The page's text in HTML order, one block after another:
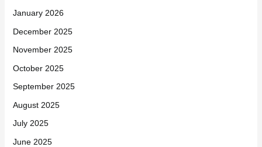
January 2026
December 2025
November 2025
October 2025
September 2025
August 2025
July 2025
June 2025